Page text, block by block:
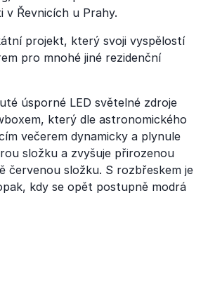
v Řevnicích u Prahy.
projekt, který svoji vyspělostí
pro mnohé jiné rezidenční
úsporné LED světelné zdroje
který dle astronomického
večerem dynamicky a plynule
složku a zvyšuje přirozenou
červenou složku. S rozbřeskem je
kdy se opět postupně modrá